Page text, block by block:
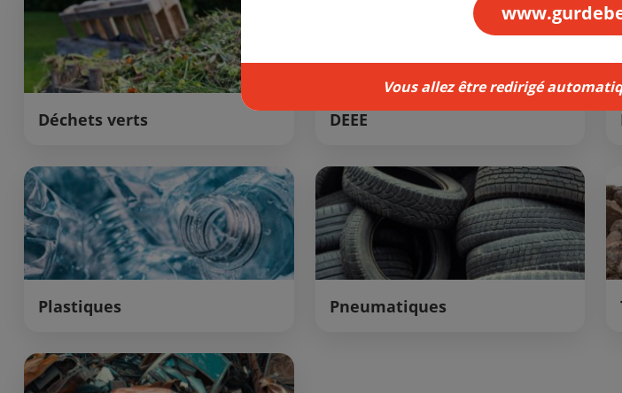
Déchets verts DEEE
Plastiques Pneumatiques
Vous allez être redirigé